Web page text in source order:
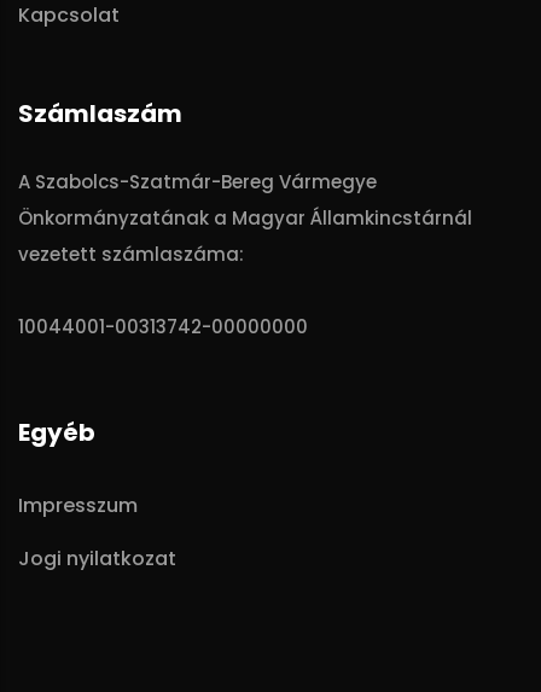
Kapcsolat
Számlaszám
A Szabolcs-Szatmár-Bereg Vármegye
Önkormányzatának a Magyar Államkincstárnál
vezetett számlaszáma:
10044001-00313742-00000000
Egyéb
Impresszum
Jogi nyilatkozat